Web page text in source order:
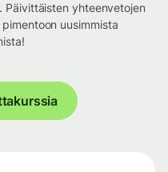
Päivittäisten yhteenvetojen
uusimmista